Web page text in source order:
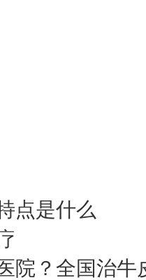
点是什么
院？全国治牛